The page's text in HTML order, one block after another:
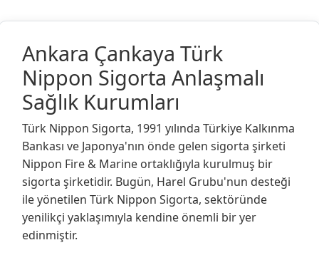
Ankara Çankaya Türk
Nippon Sigorta Anlaşmalı
Sağlık Kurumları
Türk Nippon Sigorta, 1991 yılında Türkiye Kalkınma
Bankası ve Japonya'nın önde gelen sigorta şirketi
Nippon Fire & Marine ortaklığıyla kurulmuş bir
sigorta şirketidir. Bugün, Harel Grubu'nun desteği
ile yönetilen Türk Nippon Sigorta, sektöründe
yenilikçi yaklaşımıyla kendine önemli bir yer
edinmiştir.